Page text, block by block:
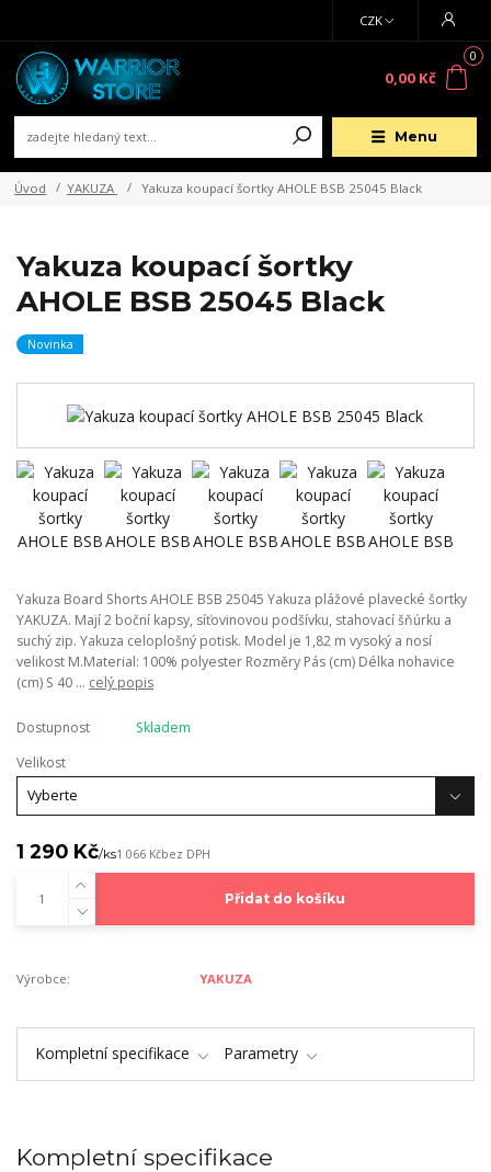
Menu
CZK
0
0,00 Kč
Úvod YAKUZA Yakuza koupací šortky AHOLE BSB 25045 Black
Yakuza koupací šortky
AHOLE BSB 25045 Black
Novinka
Yakuza Board Shorts AHOLE BSB 25045 Yakuza plážové plavecké šortky
YAKUZA. Mají 2 boční kapsy, síťovinovou podšívku, stahovací šňúrku a
suchý zip. Yakuza celoplošný potisk. Model je 1,82 m vysoký a nosí
velikost M.Material: 100% polyester Rozměry Pás (cm) Délka nohavice
(cm) S 40 ... celý popis
Dostupnost
Skladem
Velikost
1 290 Kč/ks1 066 Kčbez DPH
Přidat do košíku
Výrobce: YAKUZA
Kompletní specifikace Parametry
Kompletní specifikace